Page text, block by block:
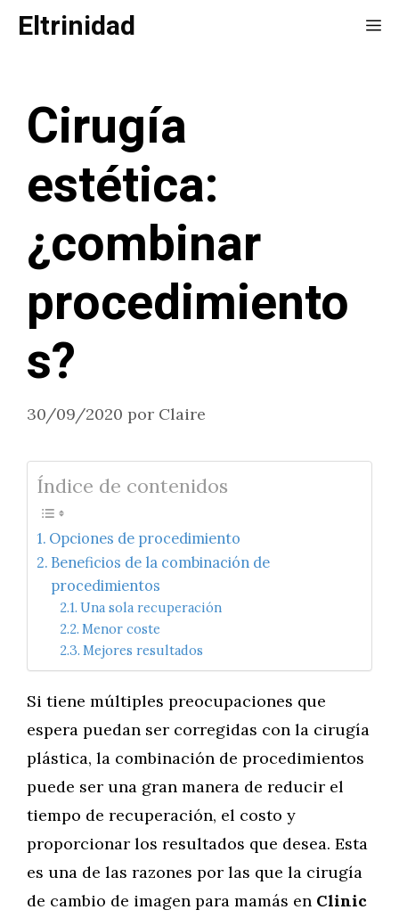
Saltar
Eltrinidad
Cirugía
estética:
¿combinar
procedimiento
s?
30/09/2020 por Claire
Índice de contenidos
Opciones de procedimiento
Beneficios de la combinación de
procedimientos
Una sola recuperación
Menor coste
Mejores resultados
Si tiene múltiples preocupaciones que
espera puedan ser corregidas con la cirugía
plástica, la combinación de procedimientos
puede ser una gran manera de reducir el
tiempo de recuperación, el costo y
proporcionar los resultados que desea. Esta
es una de las razones por las que la cirugía
de cambio de imagen para mamás en Clinic